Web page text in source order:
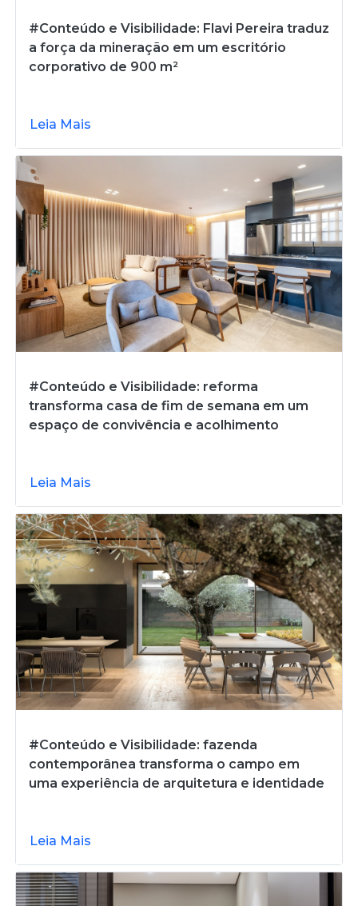
#Conteúdo e Visibilidade: Flavi Pereira traduz
a força da mineração em um escritório
corporativo de 900 m²
Leia Mais
#Conteúdo e Visibilidade: reforma
transforma casa de fim de semana em um
espaço de convivência e acolhimento
Leia Mais
#Conteúdo e Visibilidade: fazenda
contemporânea transforma o campo em
uma experiência de arquitetura e identidade
Leia Mais